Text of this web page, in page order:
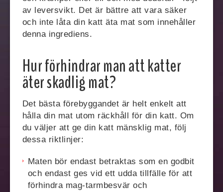
av leversvikt. Det är bättre att vara säker
och inte låta din katt äta mat som innehåller
denna ingrediens.
Hur förhindrar man att katter
äter skadlig mat?
Det bästa förebyggandet är helt enkelt att
hålla din mat utom räckhåll för din katt. Om
du väljer att ge din katt mänsklig mat, följ
dessa riktlinjer:
Maten bör endast betraktas som en godbit
och endast ges vid ett udda tillfälle för att
förhindra mag-tarmbesvär och